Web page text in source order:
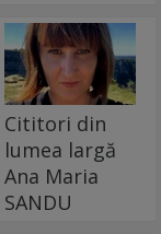
Cititori din
lumea largă
Ana Maria
SANDU